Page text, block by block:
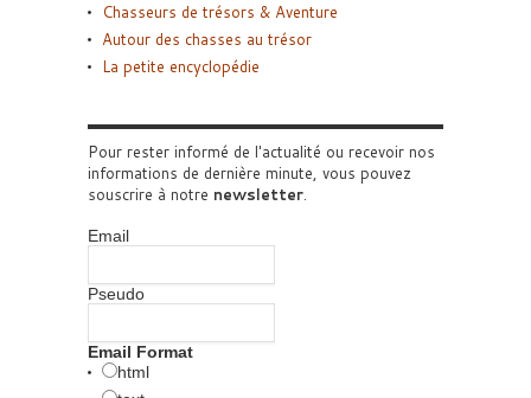
Chasseurs de trésors & Aventure
Autour des chasses au trésor
La petite encyclopédie
Pour rester informé de l'actualité ou recevoir nos
informations de dernière minute, vous pouvez
souscrire à notre newsletter.
Email
Pseudo
Email Format
html